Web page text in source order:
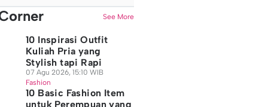
See More
10 Inspirasi Outfit
Kuliah Pria yang
Stylish tapi Rapi
07 Agu 2026, 15:10 WIB
Fashion
10 Basic Fashion Item
untuk Perempuan yang